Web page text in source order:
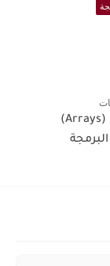
المصفوفات (Arrays)